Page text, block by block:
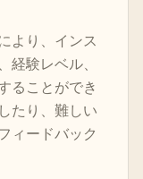
より、インス
経験レベル、
ることができ
たり、難しい
ィードバック